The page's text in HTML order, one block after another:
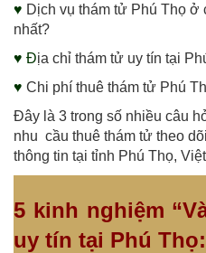
♥ Dịch vụ thám tử Phú Thọ ở
nhất?
♥ Địa chỉ thám tử uy tín tại
♥ Chi phí thuê thám tử Phú
Đây là 3 trong số nhiều câu
nhu cầu thuê thám tử theo
thông tin tại tỉnh Phú Thọ,
5 kinh nghiệm
uy tín tại Phú Thọ: